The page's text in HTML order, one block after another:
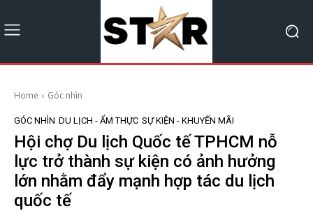
Home Góc nhìn
GÓC NHÌN DU LỊCH - ẨM THỰC SỰ KIỆN - KHUYẾN MÃI
Hội chợ Du lịch Quốc tế TPHCM nỗ
lực trở thành sự kiện có ảnh hưởng
lớn nhằm đẩy mạnh hợp tác du lịch
quốc tế